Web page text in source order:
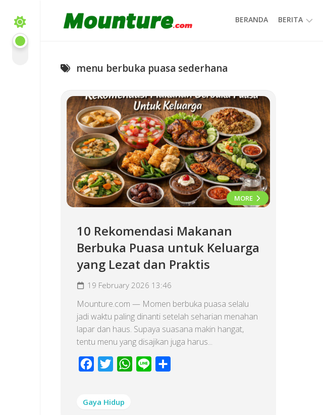
content
BERANDA BERITA
menu berbuka puasa sederhana
MORE
10 Rekomendasi Makanan
Berbuka Puasa untuk Keluarga
yang Lezat dan Praktis
19 February 2026 13:46
Mounture.com — Momen berbuka puasa selalu
jadi waktu paling dinanti setelah seharian menahan
lapar dan haus. Supaya suasana makin hangat,
tentu menu yang disajikan juga harus...
Facebook
Twitter WhatsApp
Line
Gaya Hidup